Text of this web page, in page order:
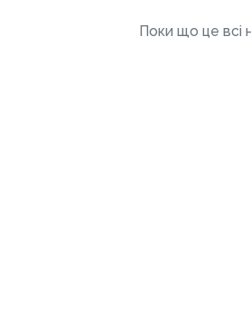
Поки що це всі